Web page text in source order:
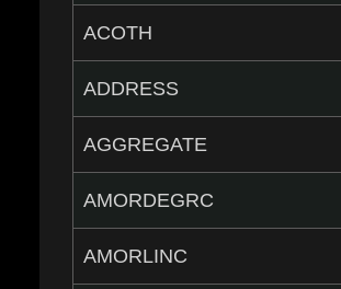
ACOTH
ADDRESS
AGGREGATE
AMORDEGRC
AMORLINC